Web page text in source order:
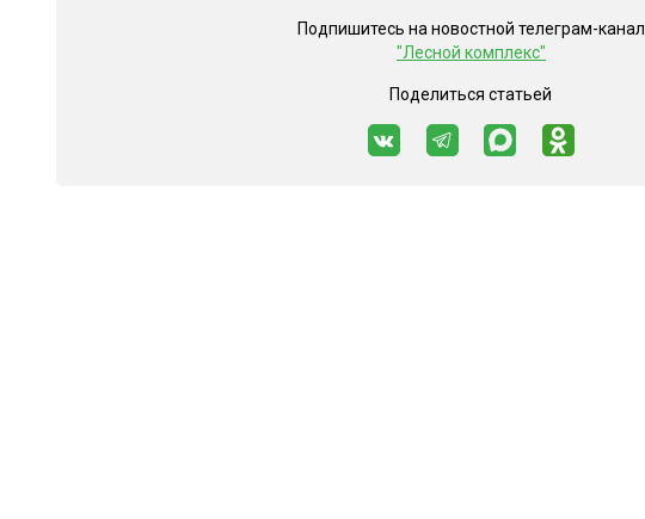
Подпишитесь на новостной телеграм-канал
"Лесной комплекс"
Поделиться статьей